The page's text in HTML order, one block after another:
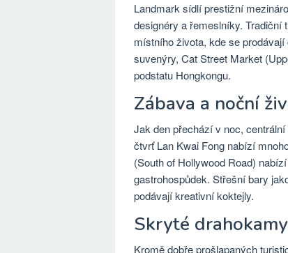
Landmark sídlí prestižní
designéry a řemeslníky. Tradiční
místního života, kde se
suvenýry, Cat Street Market
podstatu Hongkongu.
Zábava a noční
Jak den přechází v noc,
čtvrť Lan Kwai Fong nabízí
(South of Hollywood Road)
gastrohospůdek. Střešní bary
podávají kreativní koktejly.
Skryté
Kromě dobře prošlapaných